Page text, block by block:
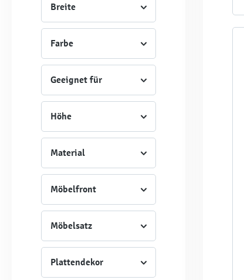
Breite
Farbe
Geeignet für
Höhe
Material
Möbelfront
Möbelsatz
Plattendekor